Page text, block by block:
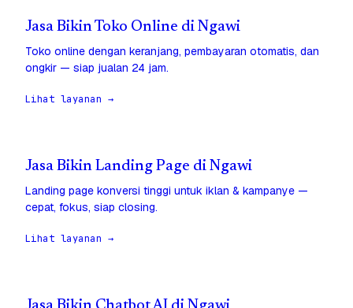
Jasa Bikin Toko Online di Ngawi
Toko online dengan keranjang, pembayaran otomatis, dan
ongkir — siap jualan 24 jam.
Lihat layanan →
Jasa Bikin Landing Page di Ngawi
Landing page konversi tinggi untuk iklan & kampanye —
cepat, fokus, siap closing.
Lihat layanan →